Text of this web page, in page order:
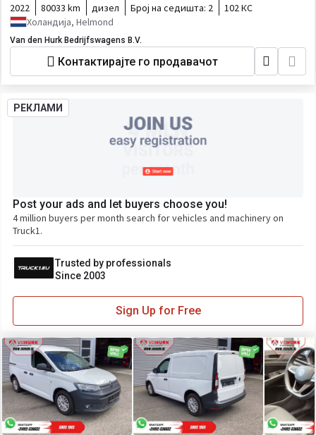
2022 80033 km дизел Број на седишта: 2
102 КС
Холандија, Helmond
Van den Hurk Bedrijfswagens B.V.
Контактирајте го продавачот
РЕКЛАМИ
Post your ads and let buyers choose you!
4 million buyers per month search for vehicles and machinery on
Truck1.
Trusted by professionals
Since 2003
Sign Up for Free